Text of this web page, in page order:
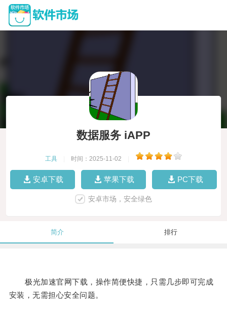
数据服务 iAPP
工具 时间：2025-11-02
安卓下载 苹果下载 PC下载
安卓市场，安全绿色
简介 排行
极光加速官网下载，操作简便快捷，只需几步即可完成
安装，无需担心安全问题。